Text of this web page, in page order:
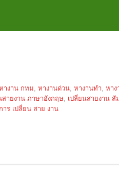
างาน กทม หางานด่วน หางานทํา หาง
สายงาน ภาษาอังกฤษ เปลี่ยนสายงาน
าร เปลี่ยน สาย งาน